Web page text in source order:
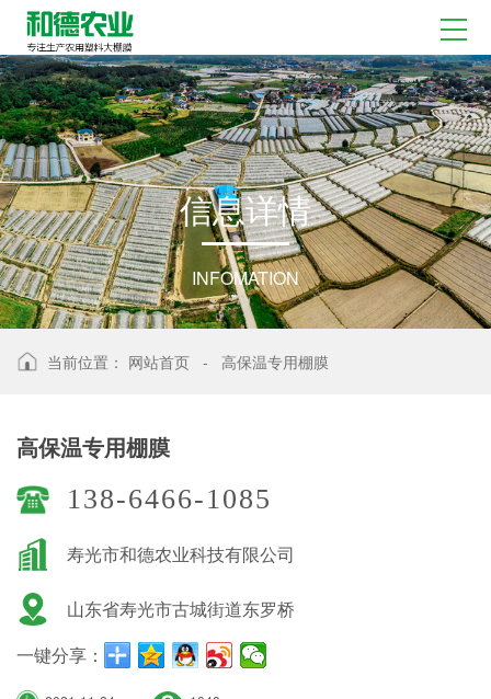
信息详情
INFOMATION
当前位置： 网站首页 - 高保温专用棚膜
高保温专用棚膜
138-6466-1085
寿光市和德农业科技有限公司
山东省寿光市古城街道东罗桥
一键分享：